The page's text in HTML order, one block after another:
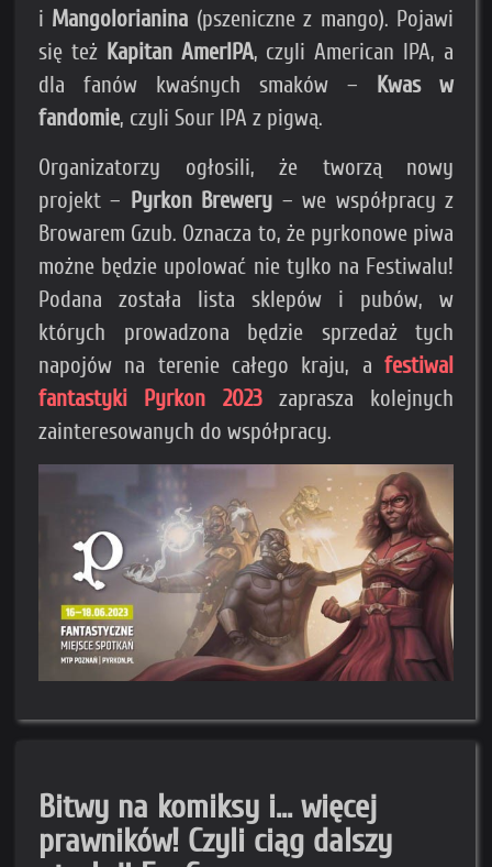
i Mangolorianina (pszeniczne z mango). Pojawi
się też Kapitan AmerIPA, czyli American IPA, a
dla fanów kwaśnych smaków – Kwas w
fandomie, czyli Sour IPA z pigwą.
Organizatorzy ogłosili, że tworzą nowy
projekt – Pyrkon Brewery – we współpracy z
Browarem Gzub. Oznacza to, że pyrkonowe piwa
możne będzie upolować nie tylko na Festiwalu!
Podana została lista sklepów i pubów, w
których prowadzona będzie sprzedaż tych
napojów na terenie całego kraju, a festiwal
fantastyki Pyrkon 2023zaprasza kolejnych
zainteresowanych do współpracy.
Bitwy na komiksy i... więcej
prawników! Czyli ciąg dalszy